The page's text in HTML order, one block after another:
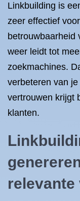
Linkbuilding is
zeer effectief
betrouwbaarheid
weer leidt tot
zoekmachines.
verbeteren van
vertrouwen krijgt
klanten.